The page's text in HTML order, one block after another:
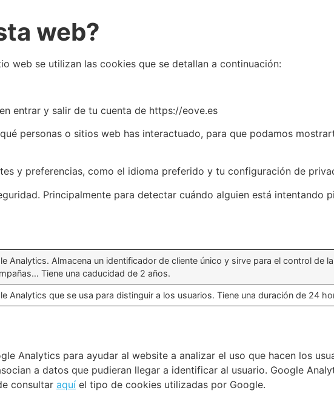
web?
web se utilizan las cookies que se detallan a continuación:
entrar y salir de tu cuenta de https://eove.es
personas o sitios web has interactuado, para que podamos
y preferencias, como el idioma preferido y tu configuración de
Principalmente para detectar cuándo alguien está intentando
Analytics. Almacena un identificador de cliente único y sirve para el control de
Tiene una caducidad de 2 años.
Analytics que se usa para distinguir a los usuarios. Tiene una duración de 24
Analytics para ayudar al website a analizar el uso que hacen los
a datos que pudieran llegar a identificar al usuario. Google
consultar aquí el tipo de cookies utilizadas por Google.